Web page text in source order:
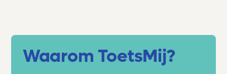
Waarom ToetsMij?